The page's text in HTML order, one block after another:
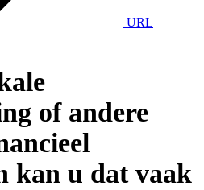
URL
of andere
kan u dat vaak